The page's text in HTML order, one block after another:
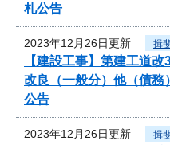
札公告
2023年12月26日更新 揖
【建設工事】第建工道
改良（一般分）他（債務
公告
2023年12月26日更新 揖